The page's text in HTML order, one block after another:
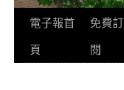
跳
至
電子報首
頁
免費訂
閱